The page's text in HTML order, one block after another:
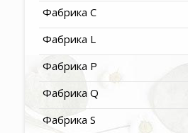
Фабрика C
Фабрика L
Фабрика P
Фабрика Q
Фабрика S